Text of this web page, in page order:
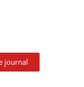
journal